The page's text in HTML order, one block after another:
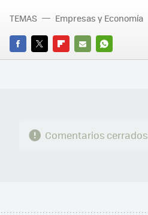
FACEBOOK
TWITTERFLIPBOARD
E-
WHATSAPP
TEMAS Empresas y Economía
Comentarios cerrados